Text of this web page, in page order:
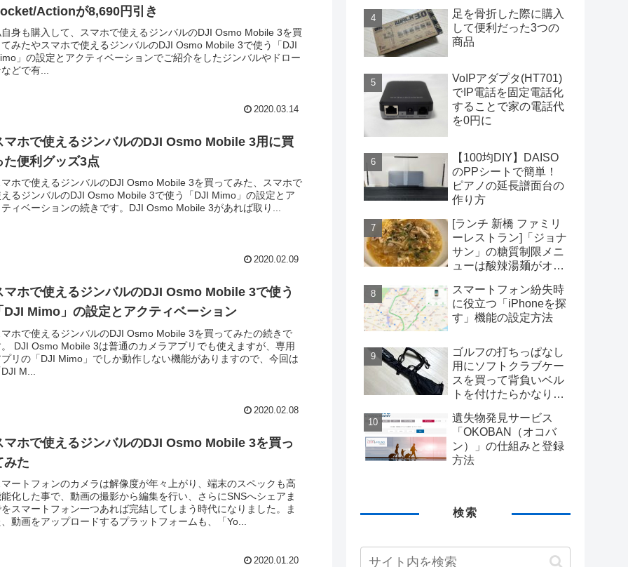
Actionが8,690円引き
身も購入して、スマホで使えるジンバルのDJI Osmo Mobile 3を買
みたやスマホで使えるジンバルのDJI Osmo Mobile 3で使う「DJI
」の設定とアクティベーションでご紹介をしたジンバルやドロー
どで有...
2020.03.14
マホで使えるジンバルのDJI Osmo Mobile 3用に買
た便利グッズ3点
ホで使えるジンバルのDJI Osmo Mobile 3を買ってみた、スマホで
るジンバルのDJI Osmo Mobile 3で使う「DJI Mimo」の設定とア
ィベーションの続きです。DJI Osmo Mobile 3があれば取り...
2020.02.09
マホで使えるジンバルのDJI Osmo Mobile 3で使う
DJI Mimo」の設定とアクティベーション
ホで使えるジンバルのDJI Osmo Mobile 3を買ってみたの続きで
DJI Osmo Mobile 3は普通のカメラアプリでも使えますが、専用
リの「DJI Mimo」でしか動作しない機能がありますので、今回は
M...
2020.02.08
マホで使えるジンバルのDJI Osmo Mobile 3を買っ
みた
ートフォンのカメラは解像度が年々上がり、端末のスペックも高
化した事で、動画の撮影から編集を行い、さらにSNSへシェアま
スマートフォン一つあれば完結してしまう時代になりました。ま
動画をアップロードするプラットフォームも、「Yo...
2020.01.20
足を骨折した際に購入
して便利だった3つの
商品
VoIPアダプタ(HT701)
でIP電話を固定電話化
することで家の電話代
を0円に
【100均DIY】DAISO
のPPシートで簡単！
ピアノの延長譜面台の
作り方
[ランチ 新橋 ファミリ
ーレストラン]「ジョナ
サン」の糖質制限メニ
ューは酸辣湯麺がオス
スマートフォン紛失時
に役立つ「iPhoneを探
す」機能の設定方法
ゴルフの打ちっぱなし
用にソフトクラブケー
スを買って背負いベル
トを付けたらかなり快
遺失物発見サービス
「OKOBAN（オコバ
ン）」の仕組みと登録
方法
検索